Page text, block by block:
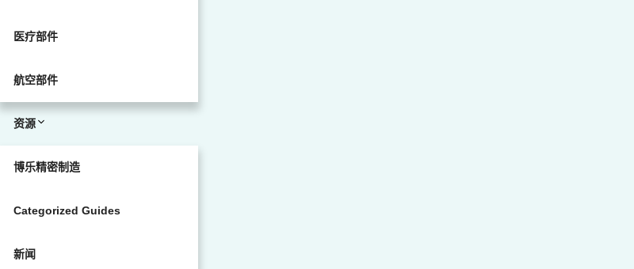
医疗部件
航空部件
资源
博乐精密制造
Categorized Guides
新闻